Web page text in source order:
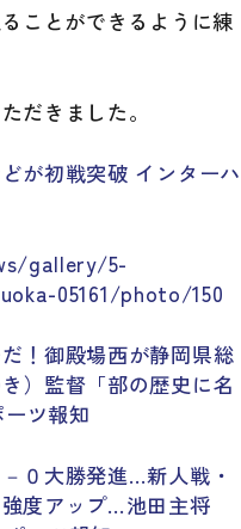
ことができるように練
だきました。
が初戦突破 インターハ
gallery/5-
05161/photo/150
！御殿場西が静岡県総
）監督「部の歴史に名
ツ報知
０大勝発進…新人戦・
度アップ…池田主将